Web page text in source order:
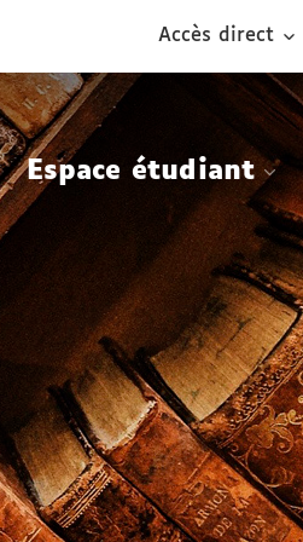
Accès direct
Espace étudiant